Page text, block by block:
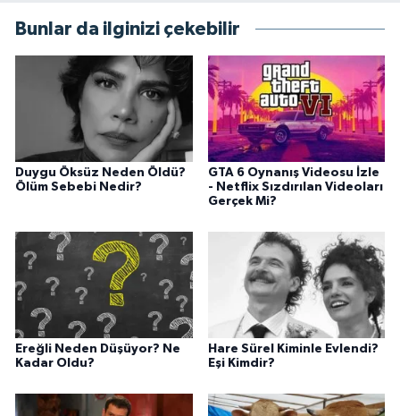
Bunlar da ilginizi çekebilir
Duygu Öksüz Neden Öldü?
Ölüm Sebebi Nedir?
GTA 6 Oynanış Videosu İzle
- Netflix Sızdırılan Videoları
Gerçek Mi?
Ereğli Neden Düşüyor? Ne
Kadar Oldu?
Hare Sürel Kiminle Evlendi?
Eşi Kimdir?